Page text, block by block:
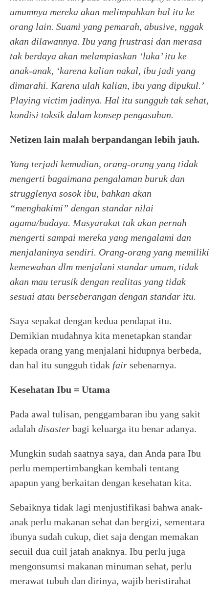
umumnya mereka akan melimpahkan hal itu ke
orang lain. Suami yang pemarah, abusive, nggak
akan dilawannya. Ibu yang frustrasi dan merasa
tak berdaya akan melampiaskan ‘luka’ itu ke
anak-anak, ‘karena kalian nakal, ibu jadi yang
dimarahi. Karena ulah kalian, ibu yang dipukul.’
Playing victim jadinya. Hal itu sungguh tak sehat,
kondisi toksik dalam konsep pengasuhan.
Netizen lain malah berpandangan lebih jauh.
Yang terjadi kemudian, orang-orang yang tidak
mengerti bagaimana pengalaman buruk dan
strugglenya sosok ibu, bahkan akan
“menghakimi” dengan standar nilai
agama/budaya. Masyarakat tak akan pernah
mengerti sampai mereka yang mengalami dan
menjalaninya sendiri. Orang-orang yang memiliki
kemewahan dlm menjalani standar umum, tidak
akan mau terusik dengan realitas yang tidak
sesuai atau berseberangan dengan standar itu.
Saya sepakat dengan kedua pendapat itu.
Demikian mudahnya kita menetapkan standar
kepada orang yang menjalani hidupnya berbeda,
dan hal itu sungguh tidak fair sebenarnya.
Kesehatan Ibu = Utama
Pada awal tulisan, penggambaran ibu yang sakit
adalah disaster bagi keluarga itu benar adanya.
Mungkin sudah saatnya saya, dan Anda para Ibu
perlu mempertimbangkan kembali tentang
apapun yang berkaitan dengan kesehatan kita.
Sebaiknya tidak lagi menjustifikasi bahwa anak-
anak perlu makanan sehat dan bergizi, sementara
ibunya sudah cukup, diet saja dengan memakan
secuil dua cuil jatah anaknya. Ibu perlu juga
mengonsumsi makanan minuman sehat, perlu
merawat tubuh dan dirinya, wajib beristirahat